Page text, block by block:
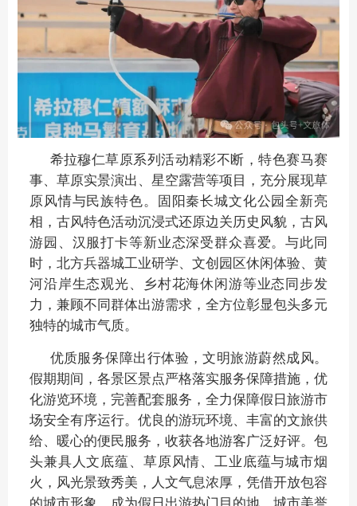
希拉穆仁草原系列活动精彩不断，特色赛马赛
事、草原实景演出、星空露营等项目， 充分展现草
原风情与民族特色。固阳秦长城文化公园全新亮
相，古风特色活动沉浸式还原边关历史风貌，古风
游园、汉服打卡等新业态深受群众喜爱。与此同
时，北方兵器城工业研学、文创园区休闲体验、黄
河沿岸生态观光、乡村花海休闲游等业态同步发
力，兼顾不同群体出游需求，全方位彰显包头多元
独特的城市气质。
优质服务保障出行体验，文明旅游蔚然成风。
假期期间，各景区景点严格落实服务保障措施，优
化游览环境，完善配套服务，全力保障假日旅游市
场安全有序运行。优良的游玩环境、丰富的文旅供
给、暖心的便民服务，收获各地游客广泛好评。包
头兼具人文底蕴、草原风情、工业底蕴与城市烟
火，风光景致秀美，人文气息浓厚，凭借开放包容
的城市形象，成为假日出游热门目的地，城市美誉